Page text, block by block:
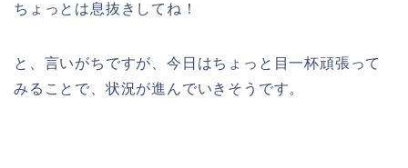
ちょっとは息抜きしてね！
と、言いがちですが、今日はちょっと目一杯頑張って
みることで、状況が進んでいきそうです。